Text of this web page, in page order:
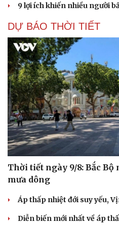
9 lợi ích khiến nhiều người
DỰ BÁO THỜI TIẾT
Thời tiết ngày 9/8: Bắc
mưa dông
Áp thấp nhiệt đới suy yếu,
Diễn biến mới nhất về áp